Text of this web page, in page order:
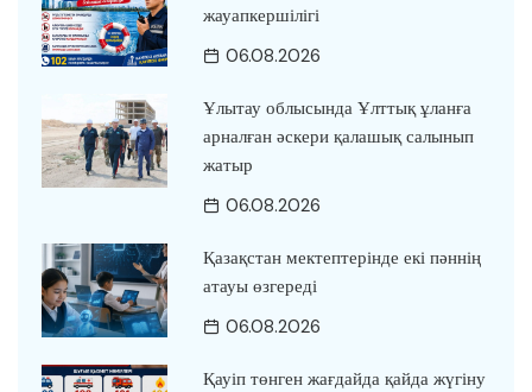
жауапкершілігі
06.08.2026
Ұлытау облысында Ұлттық ұланға
арналған әскери қалашық салынып
жатыр
06.08.2026
Қазақстан мектептерінде екі пәннің
атауы өзгереді
06.08.2026
Қауіп төнген жағдайда қайда жүгіну